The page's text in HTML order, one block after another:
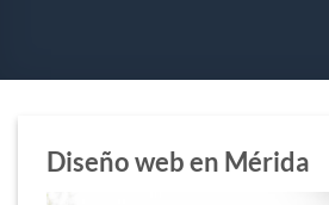
Diseño web en Mérida